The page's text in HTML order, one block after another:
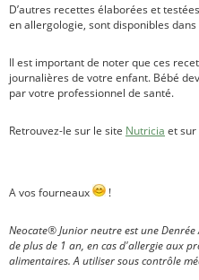
D’autres recettes élaborées et
en allergologie, sont disponibles
Il est important de noter que ces
journalières de votre enfant. Bébé
par votre professionnel de santé.
Retrouvez-le sur le site Nutricia et
A vos fourneaux !
Neocate® Junior neutre est une Denrée
de plus de 1 an, en cas d'allergie aux
alimentaires. A utiliser sous contrôle